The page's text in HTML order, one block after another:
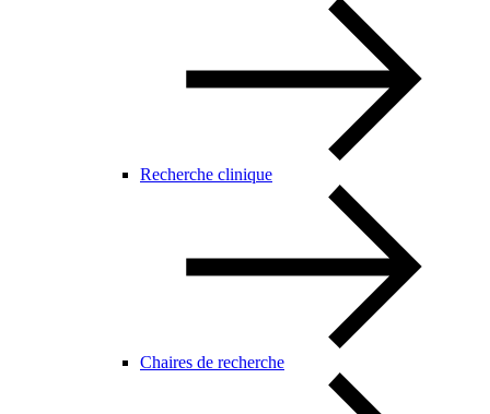
Recherche clinique
Chaires de recherche